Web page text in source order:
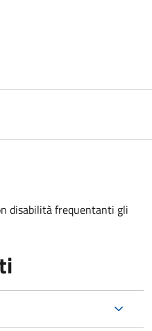
disabilità frequentanti gli